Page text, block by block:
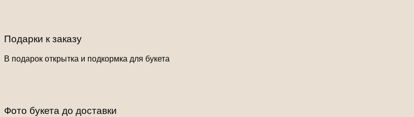
Подарки к заказу
В подарок открытка и подкормка для букета
Фото букета до доставки